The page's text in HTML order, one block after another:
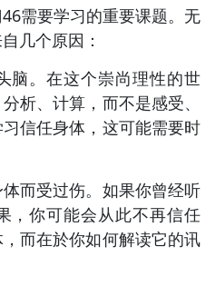
需要学习的重要课题。无
几个原因：
脑。在这个崇尚理性的世
析、计算，而不是感受、
信任身体，这可能需要时
而受过伤。如果你曾经听
，你可能会从此不再信任
而在於你如何解读它的讯